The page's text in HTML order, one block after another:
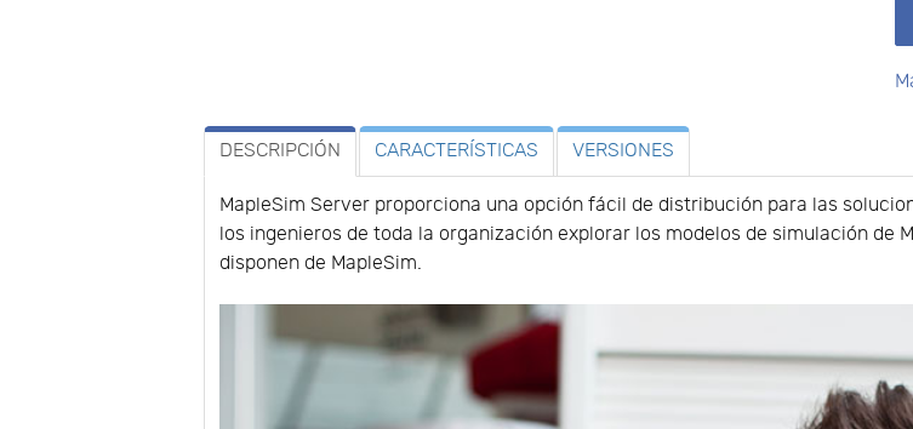
DESCRIPCIÓN CARACTERÍSTICAS VERSIONES
MapleSim Server proporciona una opción fácil de distribución para las
los ingenieros de toda la organización explorar los modelos de simulación de
disponen de MapleSim.